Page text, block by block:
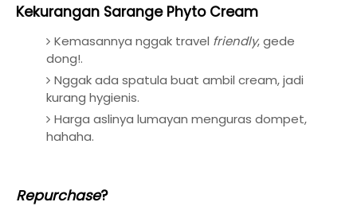
Kekurangan Sarange Phyto Cream
Kemasannya nggak travel friendly, gede
dong!.
Nggak ada spatula buat ambil cream, jadi
kurang hygienis.
Harga aslinya lumayan menguras dompet,
hahaha.
Repurchase?